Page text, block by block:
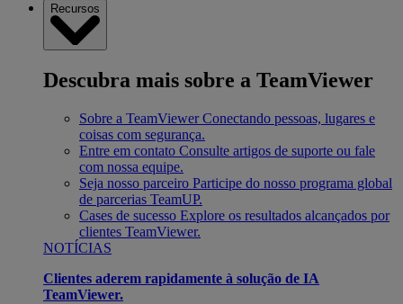
Recursos
Descubra mais sobre a TeamViewer
Sobre a TeamViewer Conectando pessoas, lugares e
coisas com segurança.
Entre em contato Consulte artigos de suporte ou fale
com nossa equipe.
Seja nosso parceiro Participe do nosso programa global
de parcerias TeamUP.
Cases de sucesso Explore os resultados alcançados por
clientes TeamViewer.
NOTÍCIAS
Clientes aderem rapidamente à solução de IA
TeamViewer.